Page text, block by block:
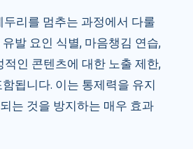
두리를 멈추는 과정에서 다룰
발 요인 식별, 마음챙김 연습,
적인 콘텐츠에 대한 노출 제한,
됩니다. 이는 통제력을 유지
는 것을 방지하는 매우 효과